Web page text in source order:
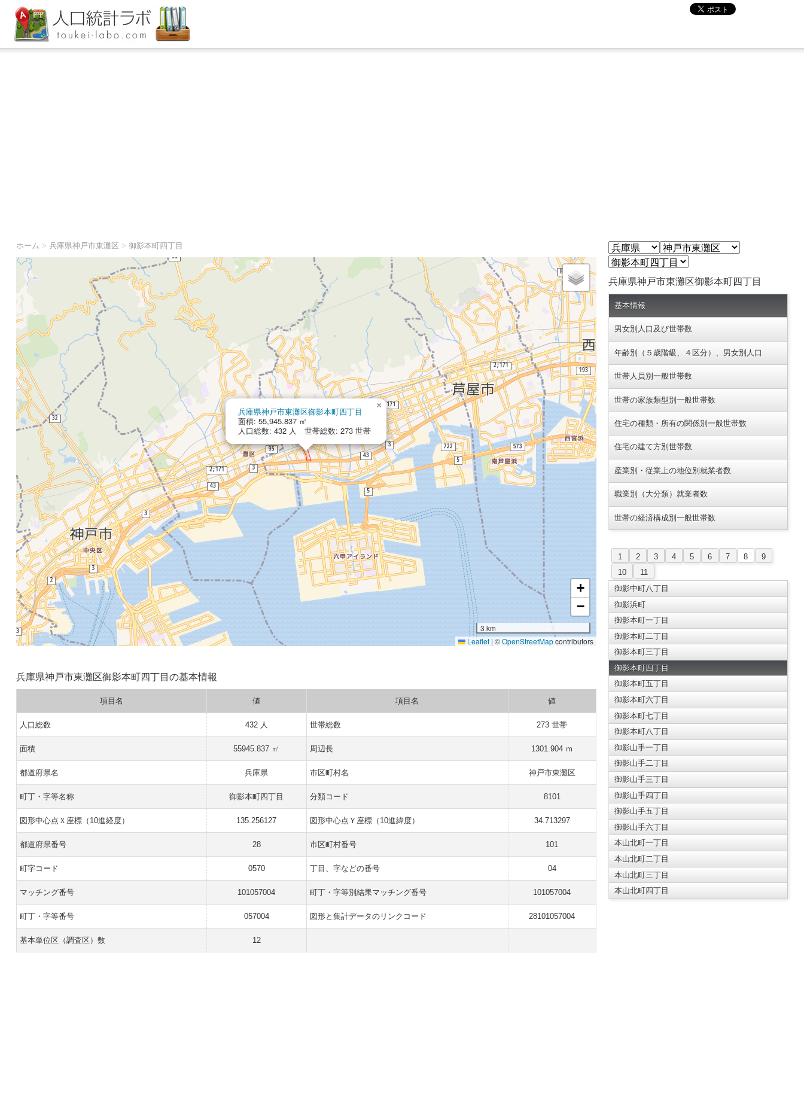
ホーム > 兵庫県神戸市東灘区 > 御影本町四丁目
兵庫県神戸市東灘区御影本町四丁目
面積: 55,945.837 ㎡
人口総数: 432 人 世帯総数: 273 世帯
×
+
−
3 km
Leaflet | ©OpenStreetMapcontributors
兵庫県神戸市東灘区御影本町四丁目の基本情報
項目名 値 項目名 値
人口総数 432 人 世帯総数 273 世帯
面積 55945.837 ㎡ 周辺長 1301.904 ｍ
都道府県名 兵庫県 市区町村名 神戸市東灘区
町丁・字等名称 御影本町四丁目 分類コード 8101
図形中心点Ｘ座標（10進経度） 135.256127 図形中心点Ｙ座標（10進緯度） 34.713297
都道府県番号 28 市区町村番号 101
町字コード 0570 丁目、字などの番号 04
マッチング番号 101057004 町丁・字等別結果マッチング番号 101057004
町丁・字等番号 057004 図形と集計データのリンクコード 28101057004
基本単位区（調査区）数 12
兵庫県神戸市東灘区御影本町四丁目
基本情報
男女別人口及び世帯数
年齢別（５歳階級、４区分）、男女別人口
世帯人員別一般世帯数
世帯の家族類型別一般世帯数
住宅の種類・所有の関係別一般世帯数
住宅の建て方別世帯数
産業別・従業上の地位別就業者数
職業別（大分類）就業者数
世帯の経済構成別一般世帯数
1 2 3 4 5 6 7 8
9
10
11
御影中町八丁目
御影浜町
御影本町一丁目
御影本町二丁目
御影本町三丁目
御影本町四丁目
御影本町五丁目
御影本町六丁目
御影本町七丁目
御影本町八丁目
御影山手一丁目
御影山手二丁目
御影山手三丁目
御影山手四丁目
御影山手五丁目
御影山手六丁目
本山北町一丁目
本山北町二丁目
本山北町三丁目
本山北町四丁目